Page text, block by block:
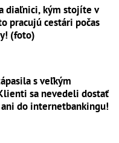
diaľnici, kým stojíte v
pracujú cestári počas
(foto)
s veľkým
sa nevedeli dostať
do internetbankingu!